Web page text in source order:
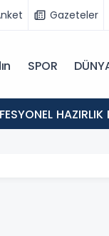
Gazeteler
SPOR
HAZIRLIK